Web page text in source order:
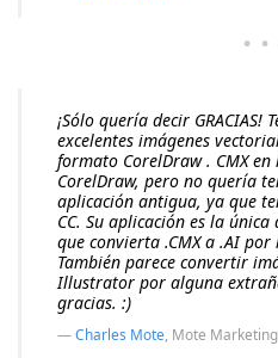
¡Sólo quería decir GRACIAS!
excelentes imágenes
formato CorelDraw . CMX
CorelDraw, pero no quería
aplicación antigua, ya que
CC. Su aplicación es la
que convierta .CMX a .AI
También parece convertir
Illustrator por alguna
gracias. :)
Charles Mote , Mote Marketing